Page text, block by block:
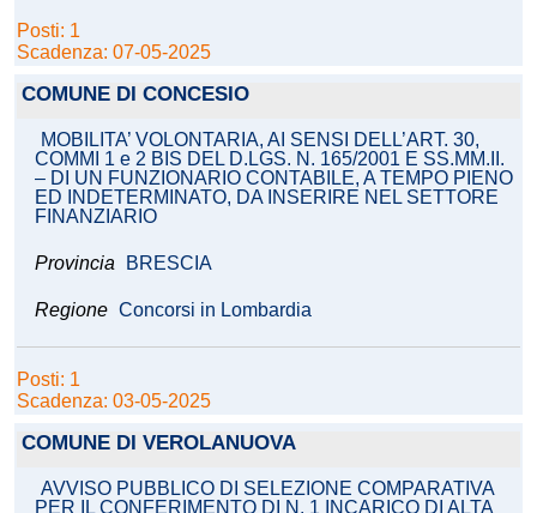
Posti: 1
Scadenza: 07-05-2025
COMUNE DI CONCESIO
MOBILITA’ VOLONTARIA, AI SENSI DELL’ART. 30,
COMMI 1 e 2 BIS DEL D.LGS. N. 165/2001 E SS.MM.II.
– DI UN FUNZIONARIO CONTABILE, A TEMPO PIENO
ED INDETERMINATO, DA INSERIRE NEL SETTORE
FINANZIARIO
Provincia BRESCIA
Regione Concorsi in Lombardia
Posti: 1
Scadenza: 03-05-2025
COMUNE DI VEROLANUOVA
AVVISO PUBBLICO DI SELEZIONE COMPARATIVA
PER IL CONFERIMENTO DI N. 1 INCARICO DI ALTA